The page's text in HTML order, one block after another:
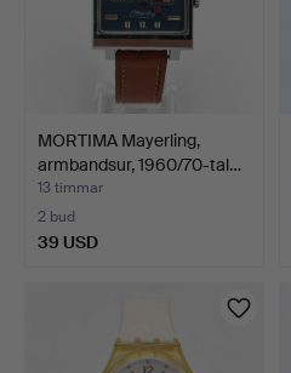
MORTIMA Mayerling,
armbandsur, 1960/70-tal…
13 timmar
2 bud
39 USD